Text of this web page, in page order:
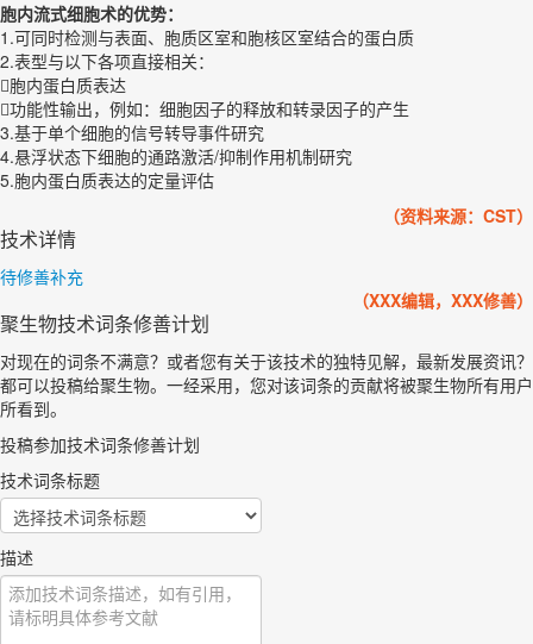
胞内流式细胞术的优势：
1.可同时检测与表面、胞质区室和胞核区室结合的蛋白质
2.表型与以下各项直接相关：
胞内蛋白质表达
功能性输出，例如：细胞因子的释放和转录因子的产生
3.基于单个细胞的信号转导事件研究
4.悬浮状态下细胞的通路激活/抑制作用机制研究
5.胞内蛋白质表达的定量评估
（资料来源：CST）
技术详情
待修善补充
（XXX编辑，XXX修善）
聚生物技术词条修善计划
对现在的词条不满意？或者您有关于该技术的独特见解，最新发展资讯？
都可以投稿给聚生物。一经采用，您对该词条的贡献将被聚生物所有用户
所看到。
投稿参加技术词条修善计划
技术词条标题
描述